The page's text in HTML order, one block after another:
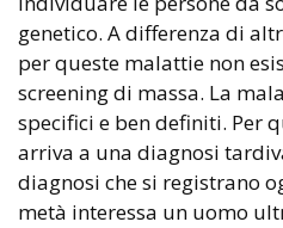
genetico. A differenza di
per queste malattie non
screening di massa. La
specifici e ben definiti. Per
arriva a una diagnosi
diagnosi che si registrano
metà interessa un uomo